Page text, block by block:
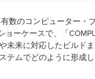
数のコンピューター
ョーケースで、「
未来に対応したビルド
ムでどのように形成し